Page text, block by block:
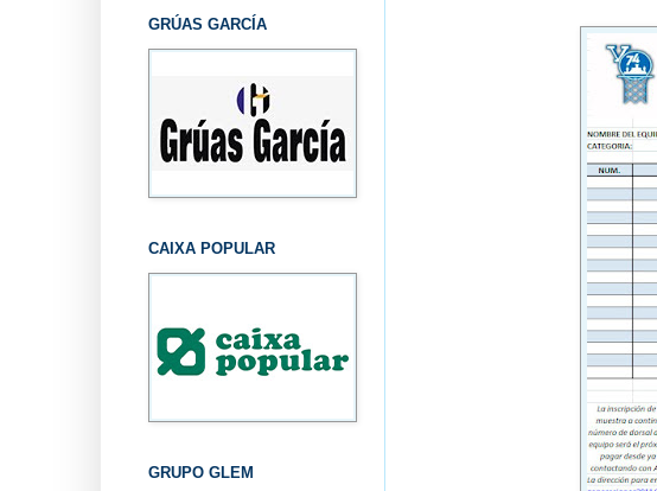
GRÚAS GARCÍA
CAIXA POPULAR
GRUPO GLEM